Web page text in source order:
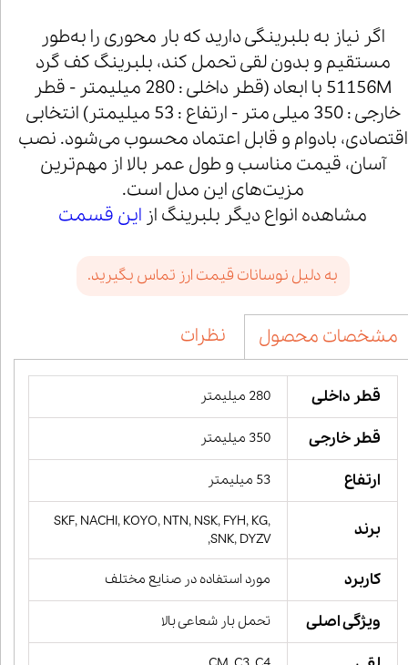
اگر نیاز به بلبرینگی دارید که بار محوری را به‌طور
مستقیم و بدون لقی تحمل کند، بلبرینگ کف گرد
51156M با ابعاد (قطر داخلی : 280 میلیمتر - قطر
خارجی : 350 میلی متر - ارتفاع : 53 میلیمتر) انتخابی
اقتصادی، بادوام و قابل اعتماد محسوب می‌شود. نصب
آسان، قیمت مناسب و طول عمر بالا از مهم‌ترین
مزیت‌های این مدل است.
مشاهده انواع دیگر بلبرینگ از این قسمت
به دلیل نوسانات قیمت ارز تماس بگیرید.
مشخصات محصول نظرات
قطر داخلی 280 میلیمتر
قطر خارجی 350 میلیمتر
ارتفاع 53 میلیمتر
برند
SKF, NACHI, KOYO, NTN, NSK, FYH, KG,
SNK, DYZV,
کاربرد مورد استفاده در صنایع مختلف
ویژگی اصلی تحمل بار شعاعی بالا